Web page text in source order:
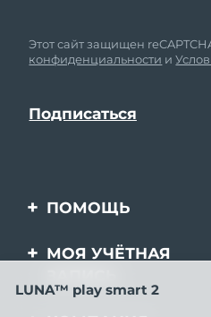
Этот сайт защищен
конфиденциальности и
ПОМОЩЬ
Свяжитесь с нами
МОЯ УЧЁТНАЯ
LUNA™ play smart 2